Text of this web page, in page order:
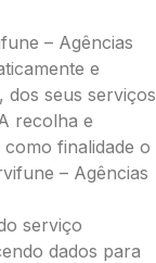
– Agências
e
dos seus serviços
recolha e
finalidade o
– Agências
serviço
dados para